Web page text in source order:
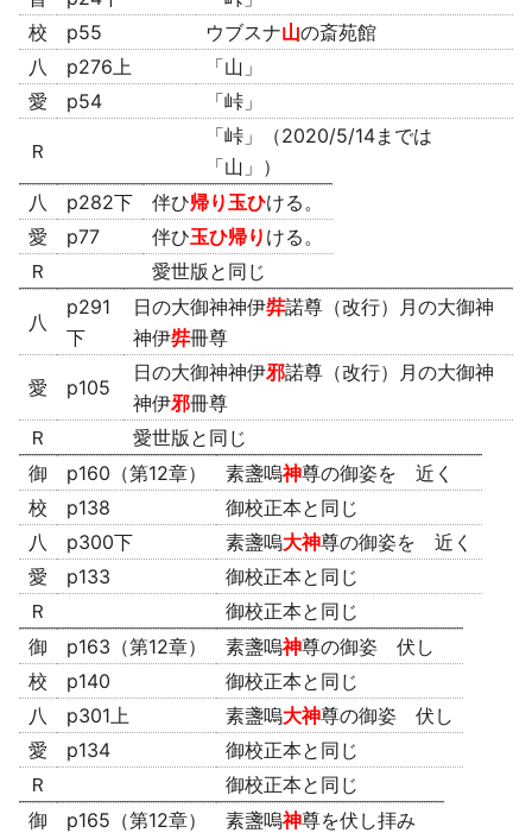
校
p55 ウブスナ山の斎苑館
八
p276上
「山」
愛
p54 「峠」
Ｒ
「峠」（2020/5/14までは
「山」）
八
p282下 伴ひ帰り玉ひける。
愛
p77 伴ひ玉ひ帰り ける。
Ｒ
愛世版と同じ
八
p291
下
日の大御神神伊弉諾尊（改行）月の大御神
神伊弉冊尊
愛 p105
日の大御神神伊邪諾尊（改行）月の大御神
神伊邪冊尊
Ｒ
愛世版と同じ
御
p160（第12章） 素盞嗚神尊の御姿を 近く
校
p138
御校正本と同じ
八
p300下 素盞嗚大神尊の御姿を 近く
愛
p133
御校正本と同じ
Ｒ
御校正本と同じ
御
p163（第12章） 素盞嗚神尊の御姿 伏し
校
p140
御校正本と同じ
八
p301上 素盞嗚大神尊の御姿 伏し
愛
p134
御校正本と同じ
Ｒ
御校正本と同じ
御
p165（第12章） 素盞嗚神尊を伏し拝み